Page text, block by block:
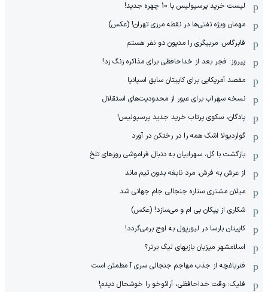
لیست خرید پرسپولیس با 10 چهره جدید!
مهمان‌ ویژه نفتی‌ها در نقطه مرزی تهران! (عکس)
فابرگاس: مربیگری را مدیون دو نفر هستم
پیروز: فجر بعد از خداحافظی برای مذاکره زنگ زد!
مقصد آمریکایی برای کاپیتان سابق اسپانیا
نسخه سهراب برای عبور از محدودیت‌های استقلال
پادگان، سکوی پرتاب خرید جدید پرسپولیس!
گواردیولا اشک همه را در رختکن در آورد
بازگشت با گل، سهرابیان به دنبال فراموشی روزهای تلخ
از عرش به فرش: مرد نابغه‌ بدون تیم ماند
میلان مشتری ستاره جنجالی جام جهانی شد
شکاری از پیکان بی ام و می‌سازد! (عکس)
کاپیتان بارسا در لیورپول به اوج برمی‌گردد!
اسلامشهر میزبان بازیهای لیگ برتر؟
فنرباغچه از جذب مهاجم جنجالی سری آ مطمئن است
فلیک: وقت خداحافظی، آرائوخو را خوشحال دیدم!